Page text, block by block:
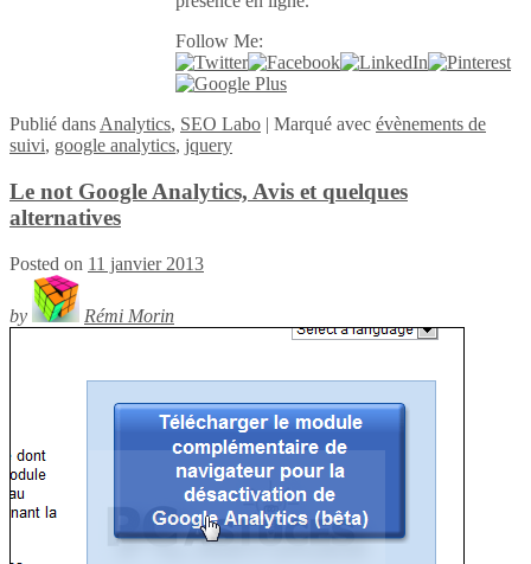
Follow Me:
Publié dans Analytics, SEO Labo | Marqué avec évènements de
suivi, google analytics, jquery
Le not Google Analytics, Avis et quelques
alternatives
Posted on 11 janvier 2013
by Rémi Morin